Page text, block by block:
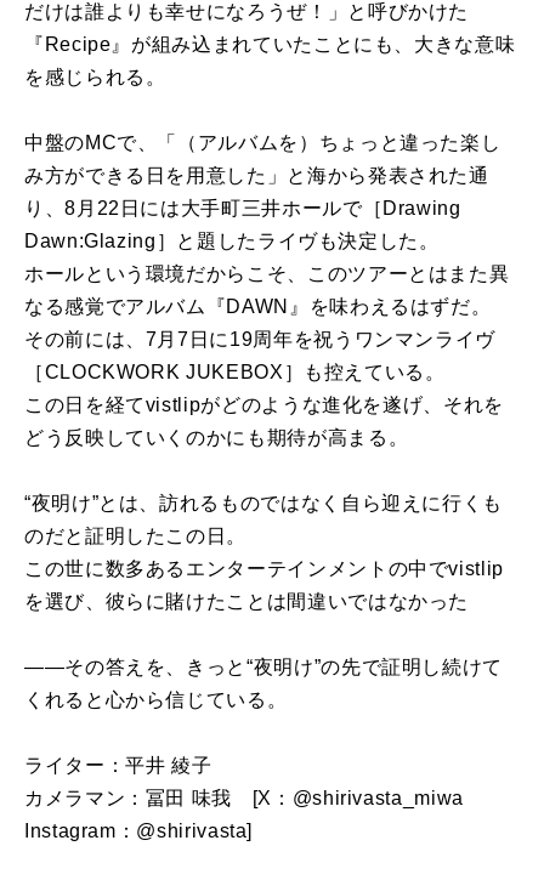
だけは誰よりも幸せになろうぜ！」と呼びかけた
『Recipe』が組み込まれていたことにも、大きな意味
を感じられる。
中盤のMCで、「（アルバムを）ちょっと違った楽し
み方ができる日を用意した」と海から発表された通
り、8月22日には大手町三井ホールで［Drawing
Dawn:Glazing］と題したライヴも決定した。
ホールという環境だからこそ、このツアーとはまた異
なる感覚でアルバム『DAWN』を味わえるはずだ。
その前には、7月7日に19周年を祝うワンマンライヴ
［CLOCKWORK JUKEBOX］も控えている。
この日を経てvistlipがどのような進化を遂げ、それを
どう反映していくのかにも期待が高まる。
“夜明け”とは、訪れるものではなく自ら迎えに行くも
のだと証明したこの日。
この世に数多あるエンターテインメントの中でvistlip
を選び、彼らに賭けたことは間違いではなかった
――その答えを、きっと“夜明け”の先で証明し続けて
くれると心から信じている。
ライター：平井 綾子
カメラマン：冨田 味我 [X：@shirivasta_miwa
Instagram：@shirivasta]